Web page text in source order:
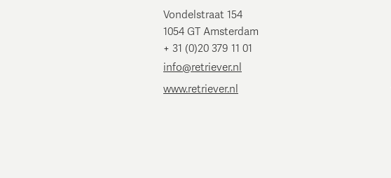
Vondelstraat 154
1054 GT Amsterdam
+ 31 (0)20 379 11 01
info@retriever.nl
www.retriever.nl